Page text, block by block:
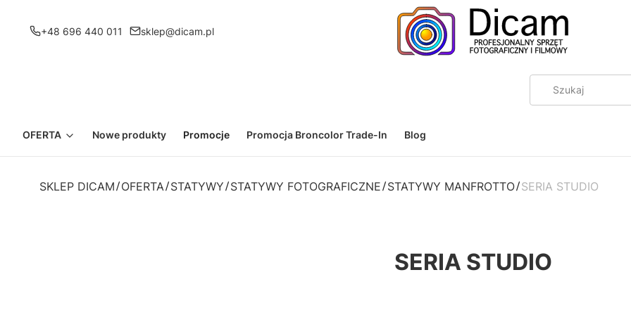
+48 696 440 011 sklep@dicam.pl
OFERTA Nowe produkty Promocje Promocja Broncolor Trade-In Blog
SKLEP DICAM OFERTA STATYWY STATYWY FOTOGRAFICZNE STATYWY MANFROTTO SERIA STUDIO
SERIA STUDIO